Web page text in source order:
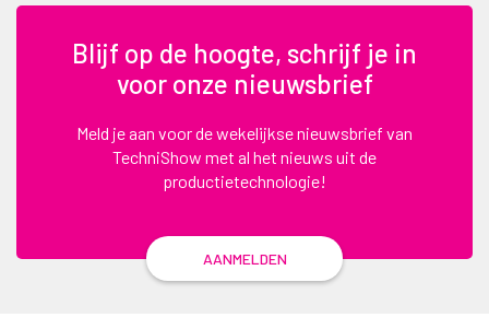
Blijf op de hoogte, schrijf je in
voor onze nieuwsbrief
Meld je aan voor de wekelijkse nieuwsbrief van
TechniShow met al het nieuws uit de
productietechnologie!
AANMELDEN